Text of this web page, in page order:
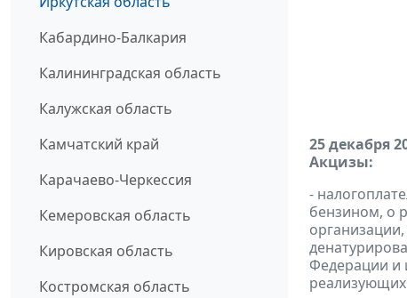
Кабардино-Балкария
Калининградская область
Калужская область
Камчатский край
Карачаево-Черкессия
Кемеровская область
Кировская область
Костромская область
25 декабря
Акцизы:
-
бензином, о
Федерации и
реализующих